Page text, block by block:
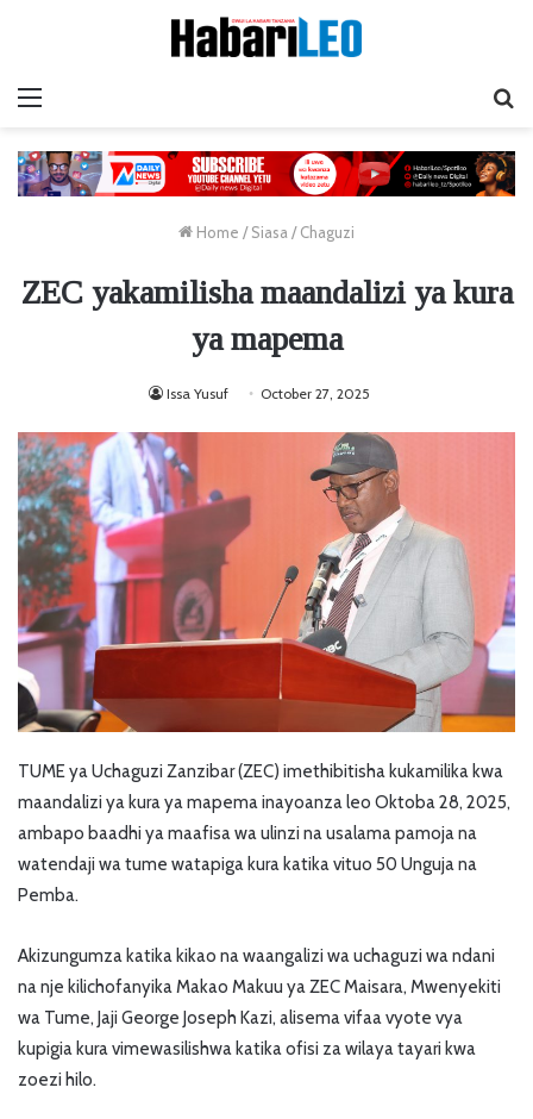
Home / Siasa/ Chaguzi
ZEC yakamilisha maandalizi ya kura
ya mapema
Issa Yusuf October 27, 2025
TUME ya Uchaguzi Zanzibar (ZEC) imethibitisha kukamilika kwa
maandalizi ya kura ya mapema inayoanza leo Oktoba 28, 2025,
ambapo baadhi ya maafisa wa ulinzi na usalama pamoja na
watendaji wa tume watapiga kura katika vituo 50 Unguja na
Pemba.
Akizungumza katika kikao na waangalizi wa uchaguzi wa ndani
na nje kilichofanyika Makao Makuu ya ZEC Maisara, Mwenyekiti
wa Tume, Jaji George Joseph Kazi, alisema vifaa vyote vya
kupigia kura vimewasilishwa katika ofisi za wilaya tayari kwa
zoezi hilo.